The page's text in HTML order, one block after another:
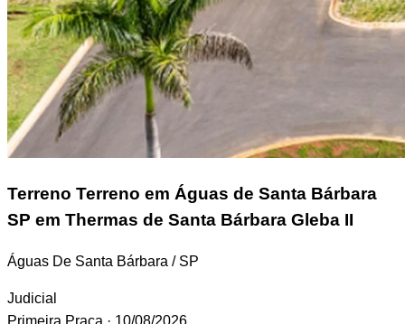
Terreno Terreno em Águas de Santa Bárbara
SP em Thermas de Santa Bárbara Gleba II
Águas De Santa Bárbara / SP
Judicial
Primeira Praça · 10/08/2026